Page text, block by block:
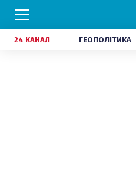
24 КАНАЛ ГЕОПОЛІТИКА